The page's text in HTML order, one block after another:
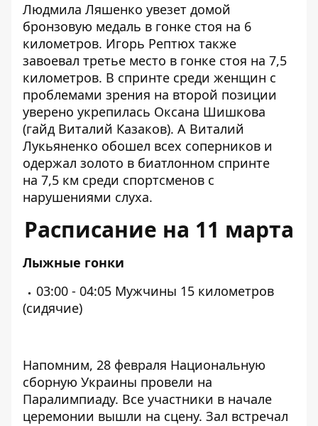
Людмила Ляшенко увезет домой
бронзовую медаль в гонке стоя на 6
километров. Игорь Рептюх также
завоевал третье место в гонке стоя на 7,5
километров. В спринте среди женщин с
проблемами зрения на второй позиции
уверено укрепилась Оксана Шишкова
(гайд Виталий Казаков). А Виталий
Лукьяненко обошел всех соперников и
одержал золото в биатлонном спринте
на 7,5 км среди спортсменов с
нарушениями слуха.
Расписание на 11 марта
Лыжные гонки
03:00 - 04:05 Мужчины 15 километров
(сидячие)
Напомним, 28 февраля Национальную
сборную Украины провели на
Паралимпиаду. Все участники в начале
церемонии вышли на сцену. Зал встречал